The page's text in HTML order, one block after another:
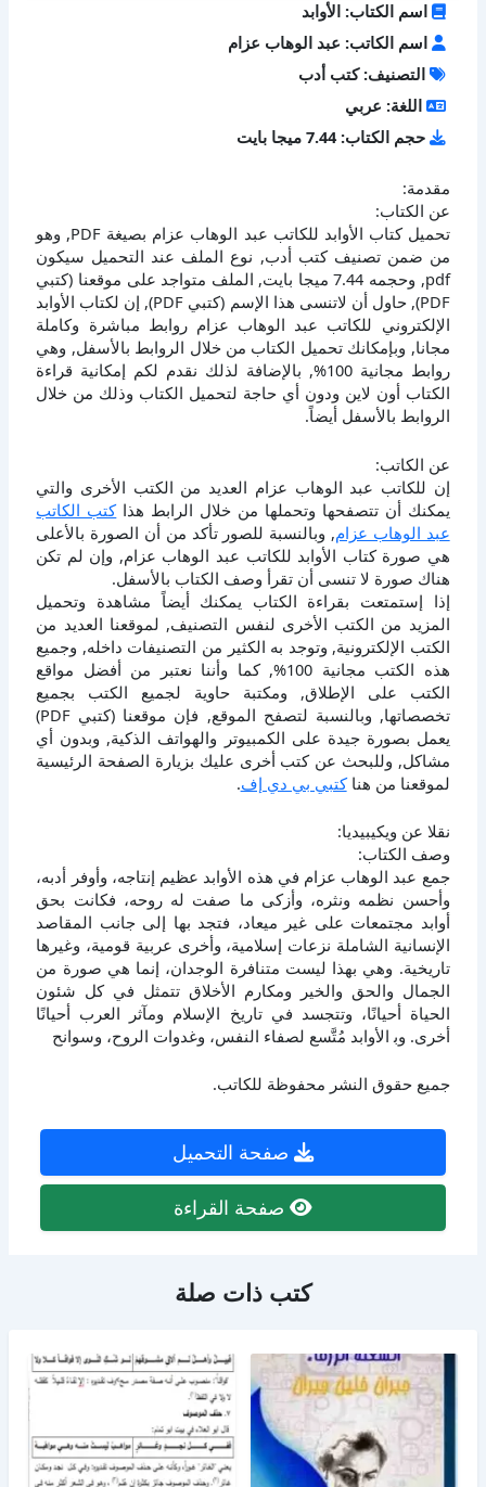
اسم الكتاب: الأوابد
اسم الكاتب: عبد الوهاب عزام
التصنيف: كتب أدب
اللغة: عربي
حجم الكتاب: 7.44 ميجا بايت
مقدمة:
عن الكتاب:
تحميل كتاب الأوابد للكاتب عبد الوهاب عزام بصيغة PDF, وهو
من ضمن تصنيف كتب أدب, نوع الملف عند التحميل سيكون
pdf, وحجمه 7.44 ميجا بايت, الملف متواجد على موقعنا (كتبي
PDF), حاول أن لاتنسى هذا الإسم (كتبي PDF), إن لكتاب الأوابد
الإلكتروني للكاتب عبد الوهاب عزام روابط مباشرة وكاملة
مجانا, وبإمكانك تحميل الكتاب من خلال الروابط بالأسفل, وهي
روابط مجانية 100%, بالإضافة لذلك نقدم لكم إمكانية قراءة
الكتاب أون لاين ودون أي حاجة لتحميل الكتاب وذلك من خلال
الروابط بالأسفل أيضاً.
عن الكاتب:
إن للكاتب عبد الوهاب عزام العديد من الكتب الأخرى والتي
يمكنك أن تتصفحها وتحملها من خلال الرابط هذاكتب الكاتب
عبد الوهاب عزام, وبالنسبة للصور تأكد من أن الصورة بالأعلى
هي صورة كتاب الأوابد للكاتب عبد الوهاب عزام, وإن لم تكن
هناك صورة لا تنسى أن تقرأ وصف الكتاب بالأسفل.
إذا إستمتعت بقراءة الكتاب يمكنك أيضاً مشاهدة وتحميل
المزيد من الكتب الأخرى لنفس التصنيف, لموقعنا العديد من
الكتب الإلكترونية, وتوجد به الكثير من التصنيفات داخله, وجميع
هذه الكتب مجانية 100%, كما وأننا نعتبر من أفضل مواقع
الكتب على الإطلاق, ومكتبة حاوية لجميع الكتب بجميع
تخصصاتها, وبالنسبة لتصفح الموقع, فإن موقعنا (كتبي PDF)
يعمل بصورة جيدة على الكمبيوتر والهواتف الذكية, وبدون أي
مشاكل, وللبحث عن كتب أخرى عليك بزيارة الصفحة الرئيسية
لموقعنا من هناكتبي بي دي إف.
نقلا عن ويكيبيديا:
وصف الكتاب:
جمع عبد الوهاب عزام في هذه الأوابد عظيم إنتاجه، وأوفر أدبه،
وأحسن نظمه ونثره، وأزكى ما صفت له روحه، فكانت بحق
أوابد مجتمعات على غير ميعاد، فتجد بها إلى جانب المقاصد
الإنسانية الشاملة نزعات إسلامية، وأخرى عربية قومية، وغيرها
تاريخية. وهي بهذا ليست متنافرة الوجدان، إنما هي صورة من
الجمال والحق والخير ومكارم الأخلاق تتمثل في كل شئون
الحياة أحيانًا، وتتجسد في تاريخ الإسلام ومآثر العرب أحيانًا
أخرى. وﺑ الأوابد مُتَّسع لصفاء النفس، وغدوات الروح، وسوانح
جميع حقوق النشر محفوظة للكاتب.
صفحة التحميل
صفحة القراءة
كتب ذات صلة